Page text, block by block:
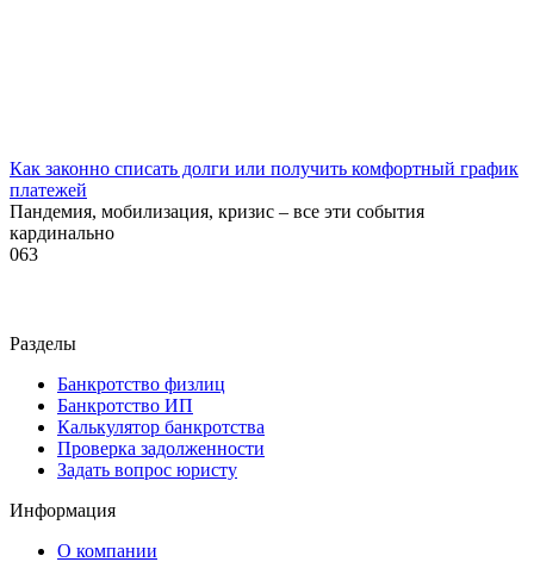
Как законно списать долги или получить комфортный график
платежей
Пандемия, мобилизация, кризис – все эти события
кардинально
063
Разделы
Банкротство физлиц
Банкротство ИП
Калькулятор банкротства
Проверка задолженности
Задать вопрос юристу
Информация
О компании